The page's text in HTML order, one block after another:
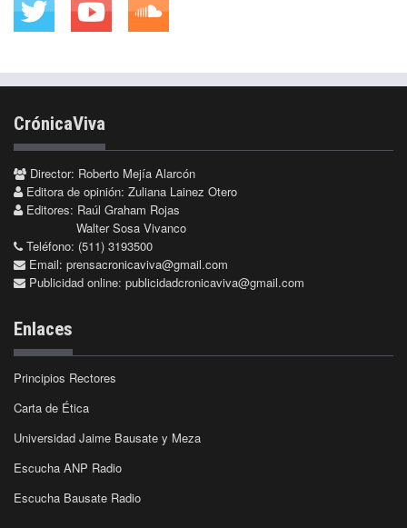
CrónicaViva
Director: Roberto Mejía Alarcón
Editora de opinión: Zuliana Lainez Otero
Editores: Raúl Graham Rojas
Walter Sosa Vivanco
Teléfono: (511) 3193500
Email: prensacronicaviva@gmail.com
Publicidad online: publicidadcronicaviva@gmail.com
Enlaces
Principios Rectores
Carta de Ética
Universidad Jaime Bausate y Meza
Escucha ANP Radio
Escucha Bausate Radio